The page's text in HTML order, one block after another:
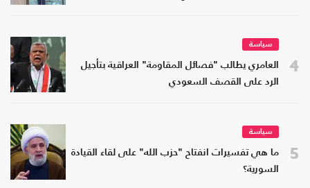
4
سياسة
العامري يطالب "فصائل المقاومة" العراقية بتأجيل
الرد على القصف السعودي
5
سياسة
ما هي تفسيرات انفتاح "حزب الله" على لقاء القيادة
السورية؟